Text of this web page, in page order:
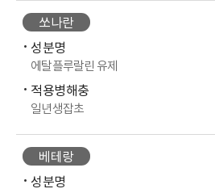
쏘나란
성분명
에탈플루랄린 유제
적용병해충
일년생잡초
베테랑
성분명